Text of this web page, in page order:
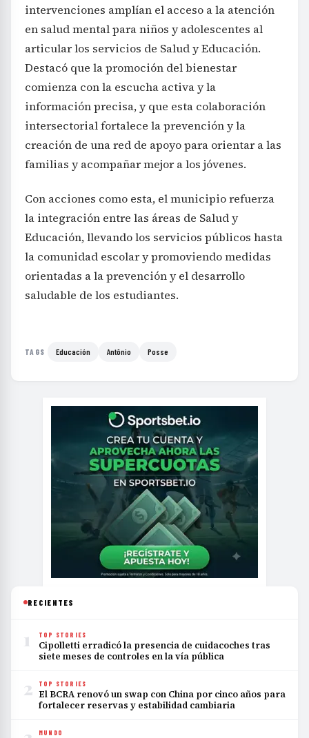
intervenciones amplían el acceso a la atención
en salud mental para niños y adolescentes al
articular los servicios de Salud y Educación.
Destacó que la promoción del bienestar
comienza con la escucha activa y la
información precisa, y que esta colaboración
intersectorial fortalece la prevención y la
creación de una red de apoyo para orientar a las
familias y acompañar mejor a los jóvenes.
Con acciones como esta, el municipio refuerza
la integración entre las áreas de Salud y
Educación, llevando los servicios públicos hasta
la comunidad escolar y promoviendo medidas
orientadas a la prevención y el desarrollo
saludable de los estudiantes.
TAGS Educación Antônio Posse
RECIENTES
1 TOP STORIES
Cipolletti erradicó la presencia de cuidacoches tras
siete meses de controles en la vía pública
2 TOP STORIES
El BCRA renovó un swap con China por cinco años para
fortalecer reservas y estabilidad cambiaria
MUNDO